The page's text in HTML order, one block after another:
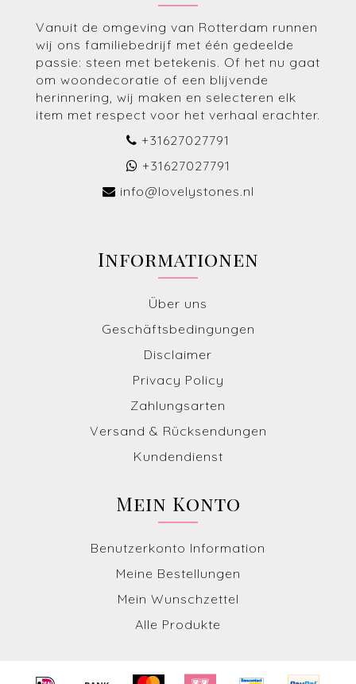
Vanuit de omgeving van Rotterdam runnen
wij ons familiebedrijf met één gedeelde
passie: steen met betekenis. Of het nu gaat
om woondecoratie of een blijvende
herinnering, wij maken en selecteren elk
item met respect voor het verhaal erachter.
+31627027791
+31627027791
info@lovelystones.nl
Informationen
Über uns
Geschäftsbedingungen
Disclaimer
Privacy Policy
Zahlungsarten
Versand & Rücksendungen
Kundendienst
Mein Konto
Benutzerkonto Information
Meine Bestellungen
Mein Wunschzettel
Alle Produkte